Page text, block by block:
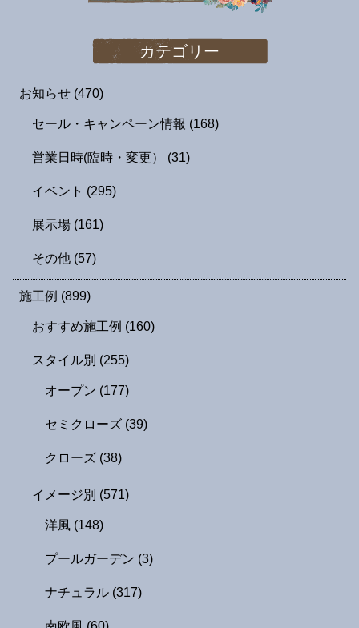
カテゴリー
お知らせ (470)
セール・キャンペーン情報 (168)
営業日時(臨時・変更） (31)
イベント (295)
展示場 (161)
その他 (57)
施工例 (899)
おすすめ施工例 (160)
スタイル別 (255)
オープン (177)
セミクローズ (39)
クローズ (38)
イメージ別 (571)
洋風 (148)
プールガーデン (3)
ナチュラル (317)